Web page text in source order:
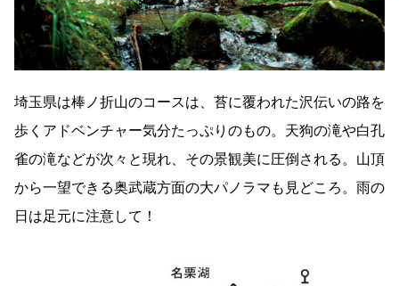
埼玉県は棒ノ折山のコースは、苔に覆われた沢伝いの路を
歩くアドベンチャー気分たっぷりのもの。天狗の滝や白孔
雀の滝などが次々と現れ、その景観美に圧倒される。山頂
から一望できる奥武蔵方面の大パノラマも見どころ。雨の
日は足元に注意して！